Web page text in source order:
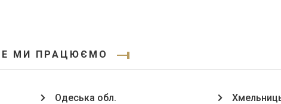
МИ ПРАЦЮЄМО
Одеська обл.